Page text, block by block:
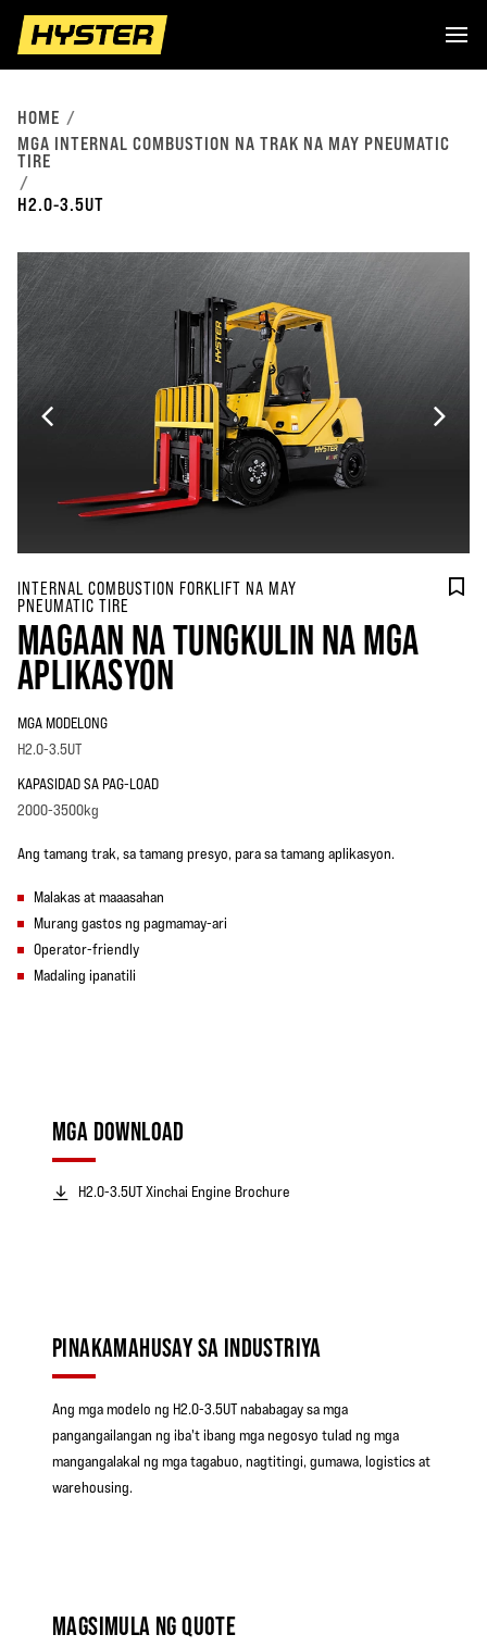
HOME
MGA INTERNAL COMBUSTION NA TRAK NA MAY PNEUMATIC
TIRE
H2.0-3.5UT
INTERNAL COMBUSTION FORKLIFT NA MAY
PNEUMATIC TIRE
MAGAAN NA TUNGKULIN NA MGA
APLIKASYON
MGA MODELONG
H2.0-3.5UT
KAPASIDAD SA PAG-LOAD
2000-3500kg
Ang tamang trak, sa tamang presyo, para sa tamang aplikasyon.
Malakas at maaasahan
Murang gastos ng pagmamay-ari
Operator-friendly
Madaling ipanatili
MGA DOWNLOAD
H2.0-3.5UT Xinchai Engine Brochure
PINAKAMAHUSAY SA INDUSTRIYA
Ang mga modelo ng H2.0-3.5UT nababagay sa mga
pangangailangan ng iba't ibang mga negosyo tulad ng mga
mangangalakal ng mga tagabuo, nagtitingi, gumawa, logistics at
warehousing.
MAGSIMULA NG QUOTE